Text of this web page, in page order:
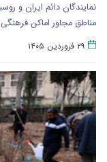
نمایندگان دائم ایران و
مناطق مجاور اماکن
۲۹ فروردین ۱۴۰۵